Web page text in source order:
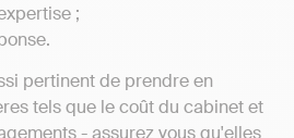
;
pertinent de prendre en
tels que le coût du cabinet et
- assurez vous qu'elles